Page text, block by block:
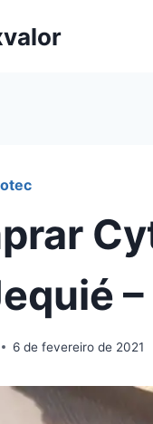
–
6 de fevereiro de 2021